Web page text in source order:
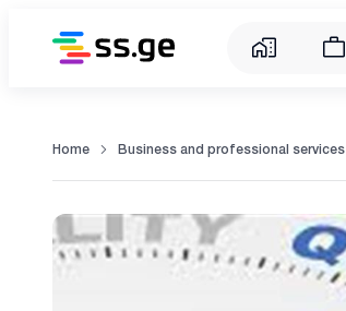
Home Business and professional services